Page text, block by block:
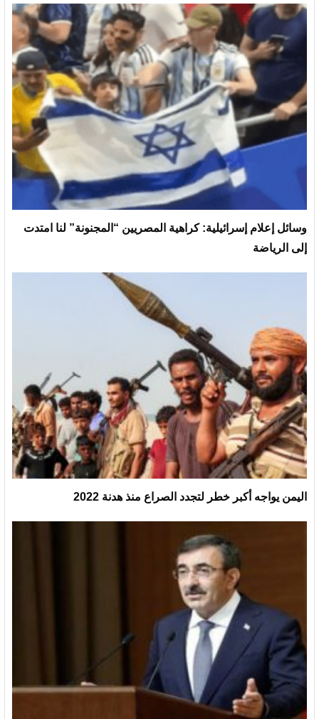
وسائل إعلام إسرائيلية: كراهية المصريين “المجنونة” لنا امتدت
إلى الرياضة
اليمن يواجه أكبر خطر لتجدد الصراع منذ هدنة 2022